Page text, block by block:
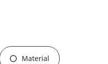
Material